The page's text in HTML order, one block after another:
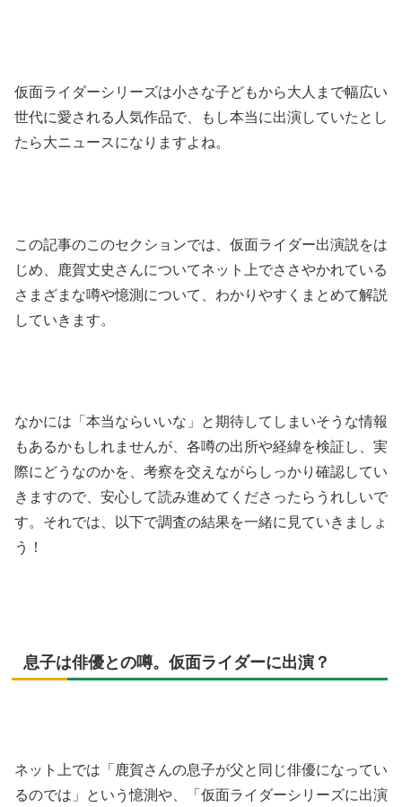
仮面ライダーシリーズは小さな子どもから大人まで幅広い
世代に愛される人気作品で、もし本当に出演していたとし
たら大ニュースになりますよね。
この記事のこのセクションでは、仮面ライダー出演説をは
じめ、鹿賀丈史さんについてネット上でささやかれている
さまざまな噂や憶測について、わかりやすくまとめて解説
していきます。
なかには「本当ならいいな」と期待してしまいそうな情報
もあるかもしれませんが、各噂の出所や経緯を検証し、実
際にどうなのかを、考察を交えながらしっかり確認してい
きますので、安心して読み進めてくださったらうれしいで
す。それでは、以下で調査の結果を一緒に見ていきましょ
う！
息子は俳優との噂。仮面ライダーに出演？
ネット上では「鹿賀さんの息子が父と同じ俳優になってい
るのでは」という憶測や、「仮面ライダーシリーズに出演